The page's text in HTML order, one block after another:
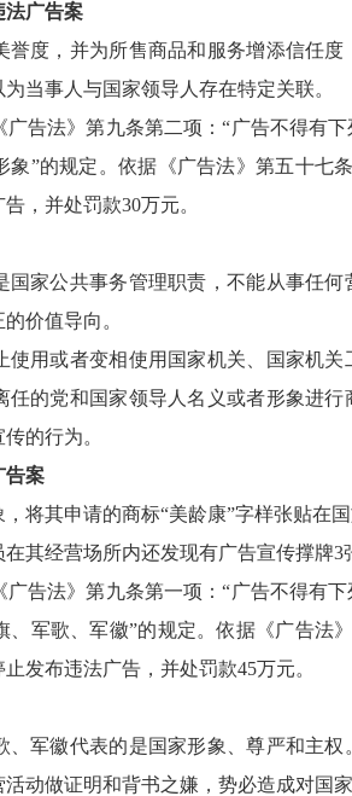
法广告案
，并为所售商品和服务增添信任度
当事人与国家领导人存在特定关联。
法》第九条第二项：“广告不得有下
象”的规定。依据《广告法》第五十七
，并处罚款30万元。
国家公共事务管理职责，不能从事任
价值导向。
或者变相使用国家机关、国家机关
任的党和国家领导人名义或者形象进
的行为。
告案
其申请的商标“美龄康”字样张贴在国
其经营场所内还发现有广告宣传撑牌3
法》第九条第一项：“广告不得有下
军歌、军徽”的规定。依据《广告法
发布违法广告，并处罚款45万元。
、军徽代表的是国家形象、尊严和主
动做证明和背书之嫌，势必造成对国